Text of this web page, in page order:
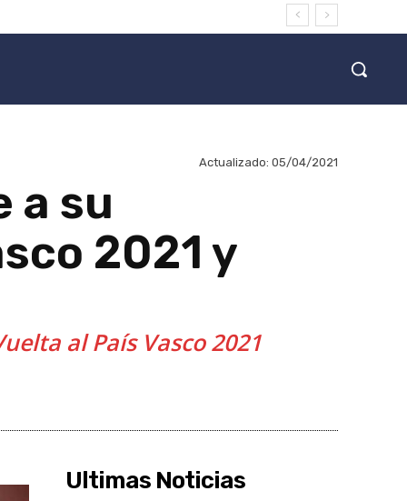
Actualizado: 05/04/2021
a su
2021 y
al País Vasco 2021
Ultimas Noticias